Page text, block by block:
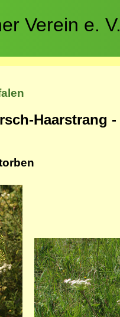
Verein e. V.
Haarstrang -
Bild